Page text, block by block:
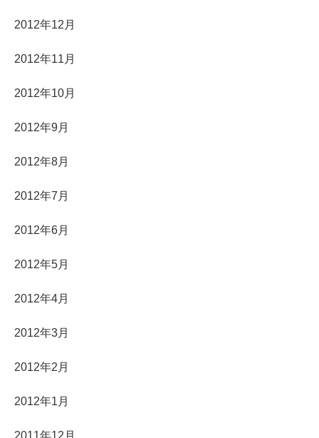
2012年12月
2012年11月
2012年10月
2012年9月
2012年8月
2012年7月
2012年6月
2012年5月
2012年4月
2012年3月
2012年2月
2012年1月